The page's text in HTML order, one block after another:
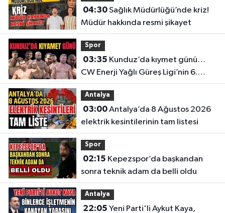
04:30Sağlık Müdürlüğü’nde kriz!
Müdür hakkında resmi şikayet
Spor
03:35
CW Enerji Yağlı Güreş Ligi’nin 6.
Etabı öncesi nefesler tutuldu
Antalya
03:00Antalya’da 8 Ağustos 2026
elektrik kesintilerinin tam listesi
Spor
02:15
sonra teknik adam da belli oldu
Antalya
22:05